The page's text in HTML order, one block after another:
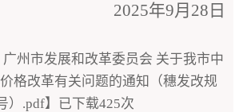
2025年9月28日
广州市发展和改革委员会 关于我市中
格改革有关问题的通知（穗发改规
）.pdf】已下载425次